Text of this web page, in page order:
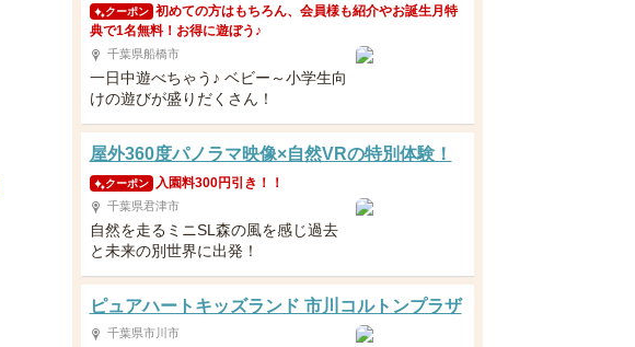
クーポン 初めての方はもちろん、会員様も紹介やお誕生月特
典で1名無料！お得に遊ぼう♪
千葉県船橋市
一日中遊べちゃう♪ ベビー～小学生向
けの遊びが盛りだくさん！
屋外360度パノラマ映像×自然VRの特別体験！
クーポン 入園料300円引き！！
千葉県君津市
自然を走るミニSL森の風を感じ過去
と未来の別世界に出発！
ピュアハートキッズランド 市川コルトンプラザ
千葉県市川市